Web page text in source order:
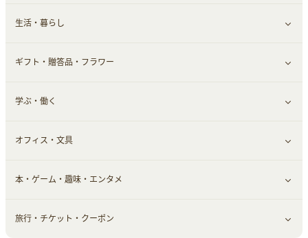
スーツ・フォーマル
食材宅配
ヘアケア
メンズ美容
美容・ダイエット用品
脱毛用品
美容食品
健康食品｜乳酸菌・ケフィア
健康食品｜その他
スポーツ・フィットネス
日用品・薬局・からだ
家電・パソコン・ソフトウェア
スマホ・携帯電話・SIM
すべて見る
クレジットカード
生活・暮らし
すべて見る
車情報・カーシェア・レンタル
お役立ち
生活雑貨・家具インテリア
赤ちゃん・こども・マタニティ
ギフト・贈答品・フラワー
すべて見る
ギフト・贈答品
フラワー
学ぶ・働く
すべて見る
習い事・学習・学校
オフィス・文具
すべて見る
オフィス・文具
本・ゲーム・趣味・エンタメ
すべて見る
旅行・チケット・クーポン